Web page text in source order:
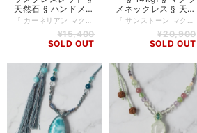
天然石 § ハンドメ
イド § 天のしずく
¥15,400
SOLD OUT
メネックレス § 天
然石 § ハンドメイ
¥20,900
SOLD OUT